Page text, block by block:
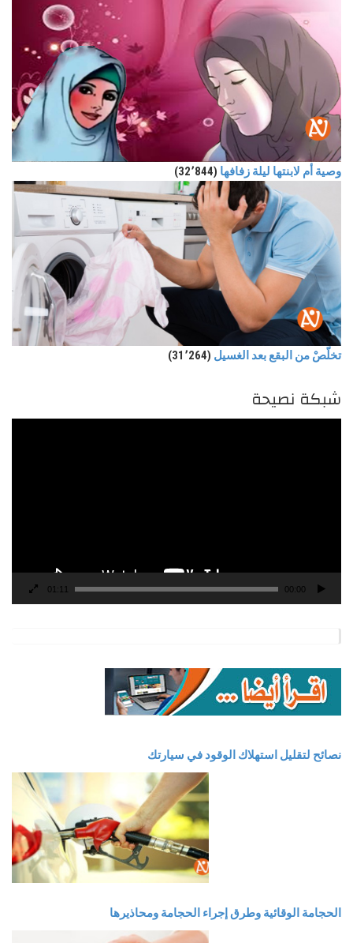
وصية أم لابنتها ليلة زفافها (32٬844)
تخلّصْ من البقع بعد الغسيل (31٬264)
شبكة نصيحة
00:00
01:11
نصائح لتقليل استهلاك الوقود في سيارتك
الحجامة الوقائية وطرق إجراء الحجامة ومحاذيرها